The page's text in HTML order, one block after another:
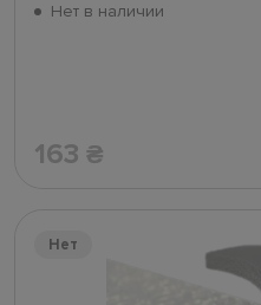
Нет в наличии
163 ₴
Нет